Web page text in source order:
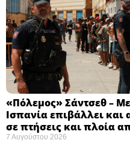
«Πόλεμος» Σάντσεθ –
Ισπανία επιβάλλει
σε πτήσεις και πλοία
7 Αυγούστου 2026